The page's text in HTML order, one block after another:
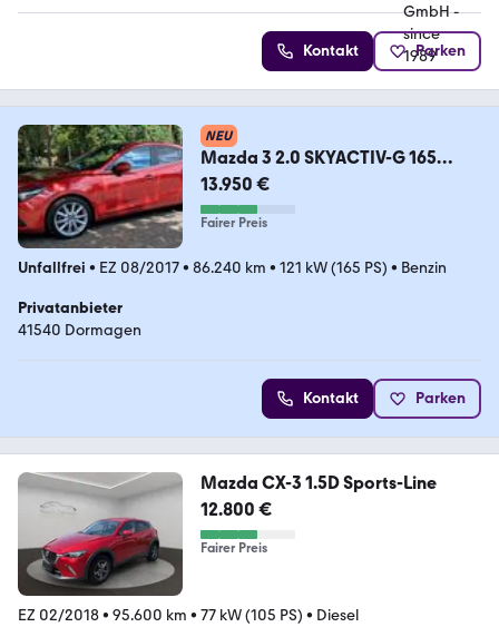
Kontakt Parken
NEU
Mazda 3 2.0 SKYACTIV-G 165
13.950 €
Fairer Preis
Unfallfrei • EZ 08/2017• 86.240 km • 121 kW (165 PS) • Benzin
Privatanbieter
41540 Dormagen
Kontakt Parken
Mazda CX-3 1.5D Sports-Line
12.800 €
Fairer Preis
EZ 02/2018• 95.600 km • 77 kW (105 PS) • Diesel